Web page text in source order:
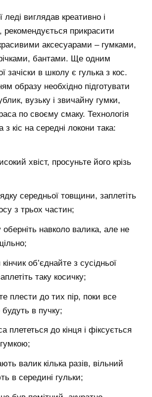
виглядав креативно і
рекомендується прикрасити
аксесуарами – гумками,
бантами. Ще одним
зачіски в школу є гулька з кос.
образу необхідно підготувати
вузьку і звичайну гумки,
по своєму смаку. Технологія
з кіс на середні локони така:
хвіст, просуньте його крізь
середньої товщини, заплетіть
з трьох частин;
оберніть навколо валика, але не
об’єднайте з сусідньої
таку косичку;
плести до тих пір, поки все
в пучку;
плететься до кінця і фіксується
валик кілька разів, вільний
в середині гульки;